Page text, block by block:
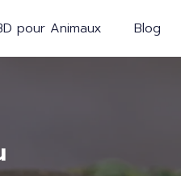
pour Animaux Blog